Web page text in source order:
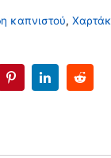
καπνιστού,